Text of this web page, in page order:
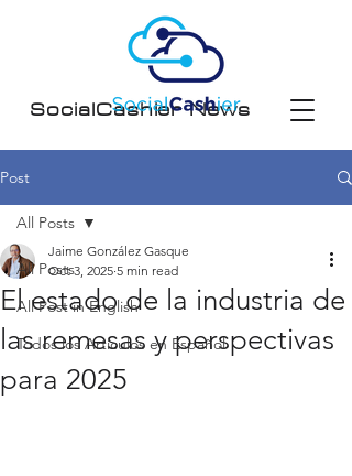
SocialCashier News
Post
All Posts
All Post in English
Todos los Artículos en Español
All Posts
El estado de la industria de
las remesas y perspectivas
para 2025
Jaime González Gasque
Oct 3, 2025 5 min read